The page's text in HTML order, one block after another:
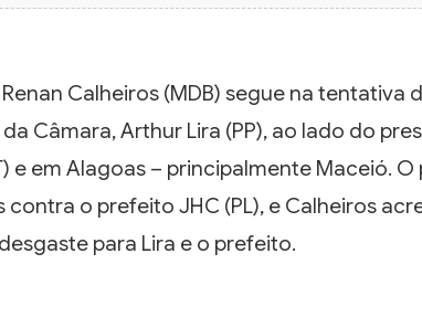
Calheiros (MDB) segue na tentativa
Câmara, Arthur Lira (PP), ao lado do
e em Alagoas – principalmente Maceió.
contra o prefeito JHC (PL), e Calheiros
para Lira e o prefeito.